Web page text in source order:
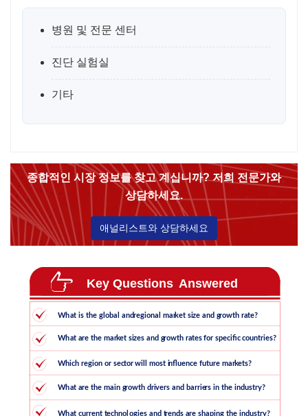
병원 및 전문 센터
진단 실험실
기타
종합적인 시장 정보를 찾고 계십니까? 저희 전문가와
상담하세요.
애널리스트와 상담하세요